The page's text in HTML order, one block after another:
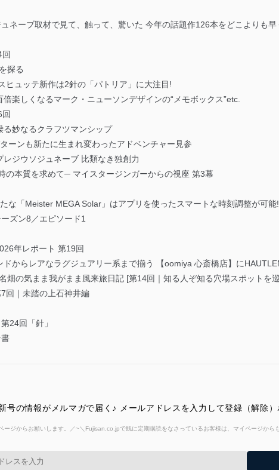
ネーブ取材で見て、触って、驚いた 今年の話題作126本をどこよりも
回
探る
ヒュッテ新作は2針の「パトリア」に大注目!
楽しくなるマーク・ニューソンデザインの“メモボックス”etc.
回
る妙なるクラフツマンシップ
ーンも新たに生まれ変わったアドベンチャー見参
ジウソジュネーブ 比類なき独創力
の本質を求めて─ マイスタージンガーからの視座 第3幕
な「Meister MEGA Solar」はアプリを使ったスマートな時刻調整が可能!
ズン8／エピソード1
年レポート 第19回
からレアなラグジュアリー系まで揃う 【oomiya 心斎橋店】に
畑の気まま我がまま風来旅日記 [第14回｜知る人ぞ知る穴場スポットを
回｜未踏の上石神井編
24回「針」
号の情報がメルマガで届く♪ メールアドレスを入力して登録（解除）
ジからお願いします。／~＼Fujisan.co.jpで既に定期購読をなさっているお客様は、マイページから